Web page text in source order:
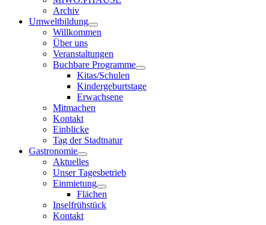
Archiv
Umweltbildung
Willkommen
Über uns
Veranstaltungen
Buchbare Programme
Kitas/Schulen
Kindergeburtstage
Erwachsene
Mitmachen
Kontakt
Einblicke
Tag der Stadtnatur
Gastronomie
Aktuelles
Unser Tagesbetrieb
Einmietung
Flächen
Inselfrühstück
Kontakt